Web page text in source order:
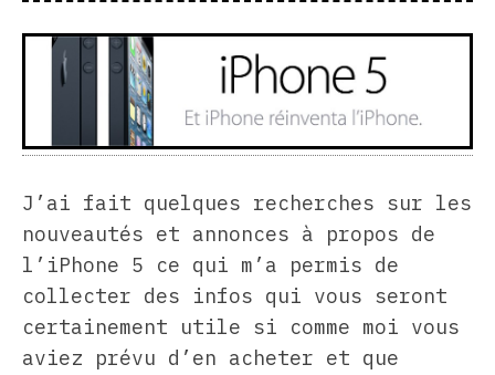
J’ai fait quelques recherches sur les
nouveautés et annonces à propos de
l’iPhone 5 ce qui m’a permis de
collecter des infos qui vous seront
certainement utile si comme moi vous
aviez prévu d’en acheter et que